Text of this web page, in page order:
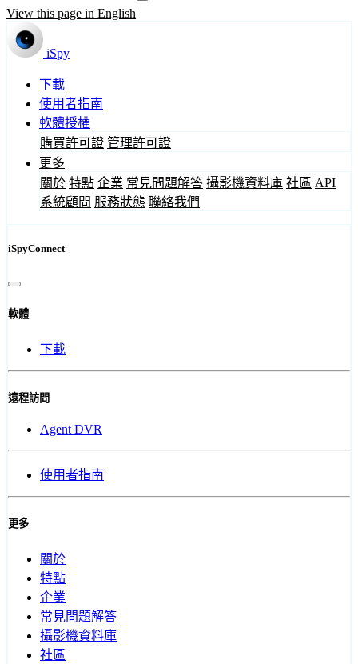
View this page in English
iSpy
下載
使用者指南
軟體授權
購買許可證 管理許可證
更多
關於 特點 企業 常見問題解答 攝影機資料庫 社區 API
系統顧問 服務狀態 聯絡我們
iSpyConnect
軟體
下載
遠程訪問
Agent DVR
使用者指南
更多
關於
特點
企業
常見問題解答
攝影機資料庫
社區